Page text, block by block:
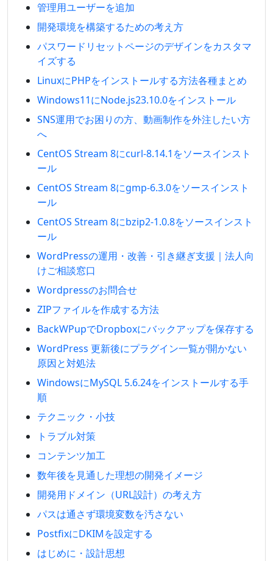
管理用ユーザーを追加
開発環境を構築するための考え方
パスワードリセットページのデザインをカスタマ
イズする
LinuxにPHPをインストールする方法各種まとめ
Windows11にNode.js23.10.0をインストール
SNS運用でお困りの方、動画制作を外注したい方
へ
CentOS Stream 8にcurl-8.14.1をソースインスト
ール
CentOS Stream 8にgmp-6.3.0をソースインスト
ール
CentOS Stream 8にbzip2-1.0.8をソースインスト
ール
WordPressの運用・改善・引き継ぎ支援｜法人向
けご相談窓口
Wordpressのお問合せ
ZIPファイルを作成する方法
BackWPupでDropboxにバックアップを保存する
WordPress 更新後にプラグイン一覧が開かない
原因と対処法
WindowsにMySQL 5.6.24をインストールする手
順
テクニック・小技
トラブル対策
コンテンツ加工
数年後を見通した理想の開発イメージ
開発用ドメイン（URL設計）の考え方
パスは通さず環境変数を汚さない
PostfixにDKIMを設定する
はじめに・設計思想